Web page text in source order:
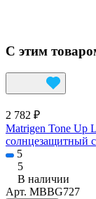
С этим
2 782 ₽
Matrigen Tone Up
солнцезащитный
5
5
В наличии
Арт. MBBG727